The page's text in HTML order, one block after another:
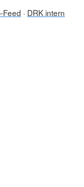
Feed
DRK intern